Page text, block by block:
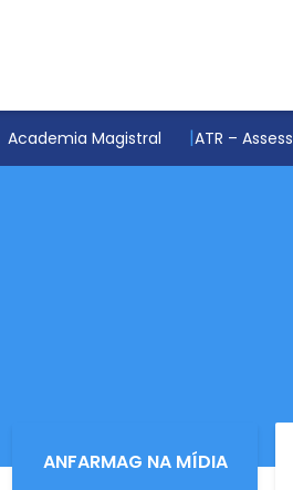
Academia Magistral ATR –
ANFARMAG NA MÍDIA